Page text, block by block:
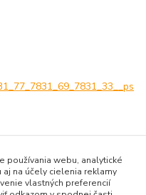
používania webu, analytické
na účely cielenia reklamy
vlastných preferencií